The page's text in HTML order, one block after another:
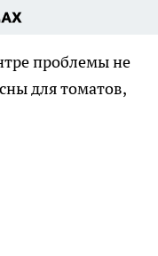
проблемы не
для томатов,